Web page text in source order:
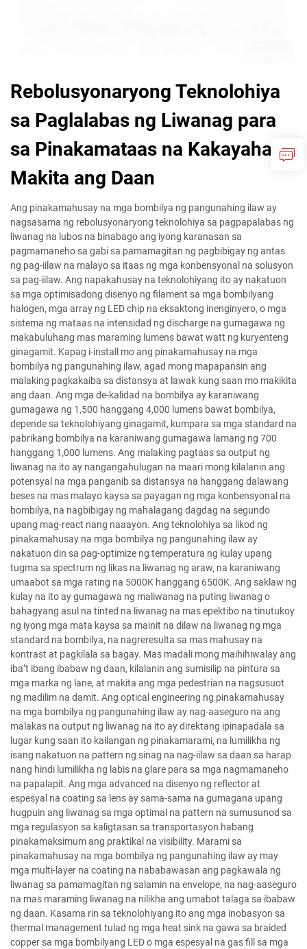
Rebolusyonaryong Teknolohiya
sa Paglalabas ng Liwanag para
sa Pinakamataas na Kakayahang
Makita ang Daan
Ang pinakamahusay na mga bombilya ng pangunahing ilaw ay
nagsasama ng rebolusyonaryong teknolohiya sa pagpapalabas ng
liwanag na lubos na binabago ang iyong karanasan sa
pagmamaneho sa gabi sa pamamagitan ng pagbibigay ng antas
ng pag-iilaw na malayo sa itaas ng mga konbensyonal na solusyon
sa pag-iilaw. Ang napakahusay na teknolohiyang ito ay nakatuon
sa mga optimisadong disenyo ng filament sa mga bombilyang
halogen, mga array ng LED chip na eksaktong inenginyero, o mga
sistema ng mataas na intensidad ng discharge na gumagawa ng
makabuluhang mas maraming lumens bawat watt ng kuryenteng
ginagamit. Kapag i-install mo ang pinakamahusay na mga
bombilya ng pangunahing ilaw, agad mong mapapansin ang
malaking pagkakaiba sa distansya at lawak kung saan mo makikita
ang daan. Ang mga de-kalidad na bombilya ay karaniwang
gumagawa ng 1,500 hanggang 4,000 lumens bawat bombilya,
depende sa teknolohiyang ginagamit, kumpara sa mga standard na
pabrikang bombilya na karaniwang gumagawa lamang ng 700
hanggang 1,000 lumens. Ang malaking pagtaas sa output ng
liwanag na ito ay nangangahulugan na maari mong kilalanin ang
potensyal na mga panganib sa distansya na hanggang dalawang
beses na mas malayo kaysa sa payagan ng mga konbensyonal na
bombilya, na nagbibigay ng mahalagang dagdag na segundo
upang mag-react nang naaayon. Ang teknolohiya sa likod ng
pinakamahusay na mga bombilya ng pangunahing ilaw ay
nakatuon din sa pag-optimize ng temperatura ng kulay upang
tugma sa spectrum ng likas na liwanag ng araw, na karaniwang
umaabot sa mga rating na 5000K hanggang 6500K. Ang saklaw ng
kulay na ito ay gumagawa ng maliwanag na puting liwanag o
bahagyang asul na tinted na liwanag na mas epektibo na tinutukoy
ng iyong mga mata kaysa sa mainit na dilaw na liwanag ng mga
standard na bombilya, na nagreresulta sa mas mahusay na
kontrast at pagkilala sa bagay. Mas madali mong maihihiwalay ang
iba’t ibang ibabaw ng daan, kilalanin ang sumisilip na pintura sa
mga marka ng lane, at makita ang mga pedestrian na nagsusuot
ng madilim na damit. Ang optical engineering ng pinakamahusay
na mga bombilya ng pangunahing ilaw ay nag-aaseguro na ang
malakas na output ng liwanag na ito ay direktang ipinapadala sa
lugar kung saan ito kailangan ng pinakamarami, na lumilikha ng
isang nakatuon na pattern ng sinag na nag-iilaw sa daan sa harap
nang hindi lumilikha ng labis na glare para sa mga nagmamaneho
na papalapit. Ang mga advanced na disenyo ng reflector at
espesyal na coating sa lens ay sama-sama na gumagana upang
hugpuin ang liwanag sa mga optimal na pattern na sumusunod sa
mga regulasyon sa kaligtasan sa transportasyon habang
pinakamaksimum ang praktikal na visibility. Marami sa
pinakamahusay na mga bombilya ng pangunahing ilaw ay may
mga multi-layer na coating na nababawasan ang pagkawala ng
liwanag sa pamamagitan ng salamin na envelope, na nag-aaseguro
na mas maraming liwanag na nilikha ang umabot talaga sa ibabaw
ng daan. Kasama rin sa teknolohiyang ito ang mga inobasyon sa
thermal management tulad ng mga heat sink na gawa sa braided
copper sa mga bombilyang LED o mga espesyal na gas fill sa mga